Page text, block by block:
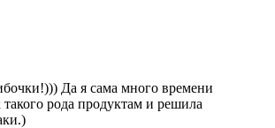
Да я сама много времени
такого рода продуктам и решила